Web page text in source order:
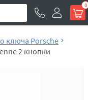
0
ключа Porsche
2 кнопки